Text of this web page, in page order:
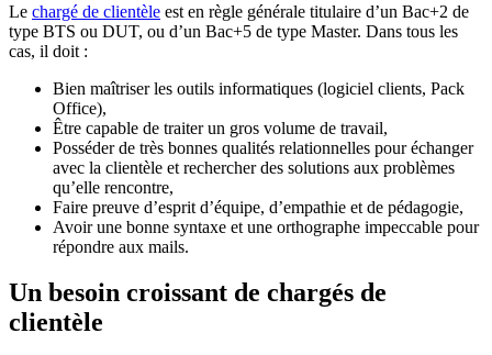
Le chargé de clientèle est en règle générale titulaire d’un Bac+2 de
type BTS ou DUT, ou d’un Bac+5 de type Master. Dans tous les
cas, il doit :
Bien maîtriser les outils informatiques (logiciel clients, Pack
Office),
Être capable de traiter un gros volume de travail,
Posséder de très bonnes qualités relationnelles pour échanger
avec la clientèle et rechercher des solutions aux problèmes
qu’elle rencontre,
Faire preuve d’esprit d’équipe, d’empathie et de pédagogie,
Avoir une bonne syntaxe et une orthographe impeccable pour
répondre aux mails.
Un besoin croissant de chargés de
clientèle